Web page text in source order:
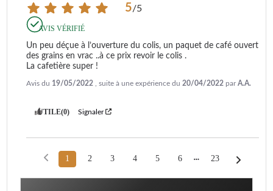
5/5
AVIS VÉRIFIÉ
Un peu déçue à l’ouverture du colis, un paquet de café ouvert
des grains en vrac ..à ce prix revoir le colis .
La cafetière super !
Avis du 19/05/2022 , suite à une expérience du 20/04/2022 parA.A.
UTILE(0) Signaler
1 2 3 4 5 6 23